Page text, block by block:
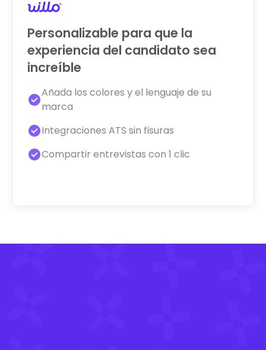
Personalizable para que la
experiencia del candidato sea
increíble
Añada los colores y el lenguaje de su
marca
Integraciones ATS sin fisuras
Compartir entrevistas con 1 clic